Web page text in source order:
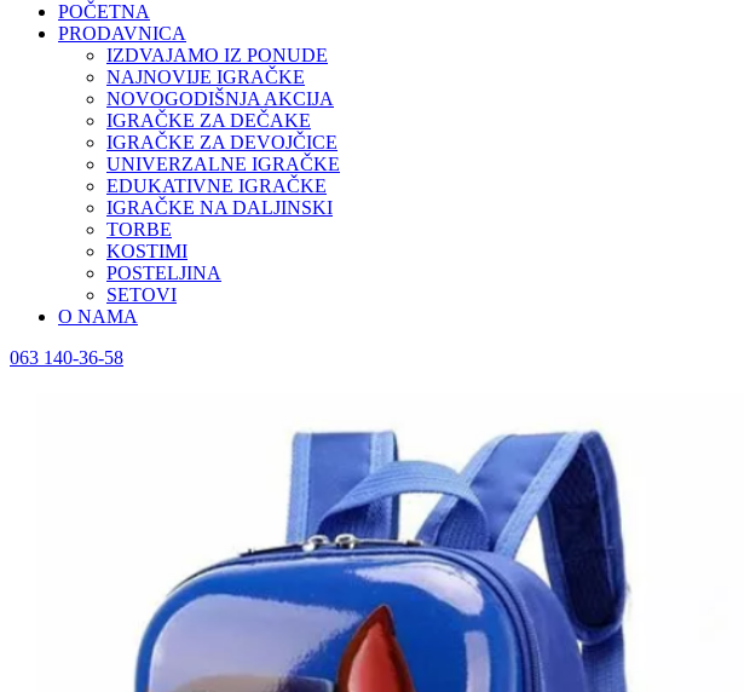
POČETNA
PRODAVNICA
IZDVAJAMO IZ PONUDE
NAJNOVIJE IGRAČKE
NOVOGODIŠNJA AKCIJA
IGRAČKE ZA DEČAKE
IGRAČKE ZA DEVOJČICE
UNIVERZALNE IGRAČKE
EDUKATIVNE IGRAČKE
IGRAČKE NA DALJINSKI
TORBE
KOSTIMI
POSTELJINA
SETOVI
O NAMA
063 140-36-58